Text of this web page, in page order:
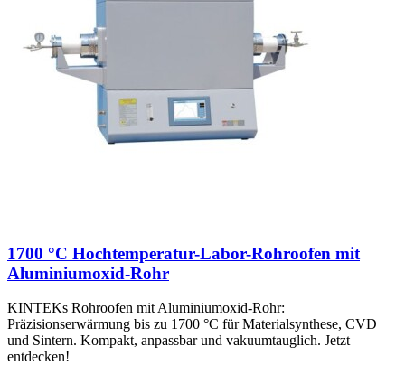
1700 °C Hochtemperatur-Labor-Rohroofen mit
Aluminiumoxid-Rohr
KINTEKs Rohroofen mit Aluminiumoxid-Rohr:
Präzisionserwärmung bis zu 1700 °C für Materialsynthese, CVD
und Sintern. Kompakt, anpassbar und vakuumtauglich. Jetzt
entdecken!